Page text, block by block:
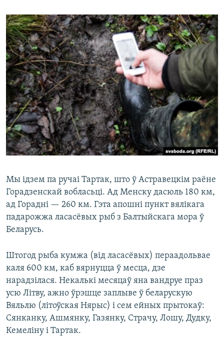
Мы ідзем па ручаі Тартак, што ў Астравецкім раёне
Горадзенскай вобласьці. Ад Менску дасюль 180 км,
ад Горадні — 260 км. Гэта апошні пункт вялікага
падарожжа ласасёвых рыб з Балтыйскага мора ў
Беларусь.
Штогод рыба кумжа (від ласасёвых) пераадольвае
каля 600 км, каб вярнуцца ў месца, дзе
нарадзілася. Некалькі месяцаў яна вандруе праз
усю Літву, ажно ўрэшце заплыве ў беларускую
Вяльлю (літоўская Нярыс) і сем ейных прытокаў:
Сянканку, Ашмянку, Газянку, Страчу, Лошу, Дудку,
Кемеліну і Тартак.